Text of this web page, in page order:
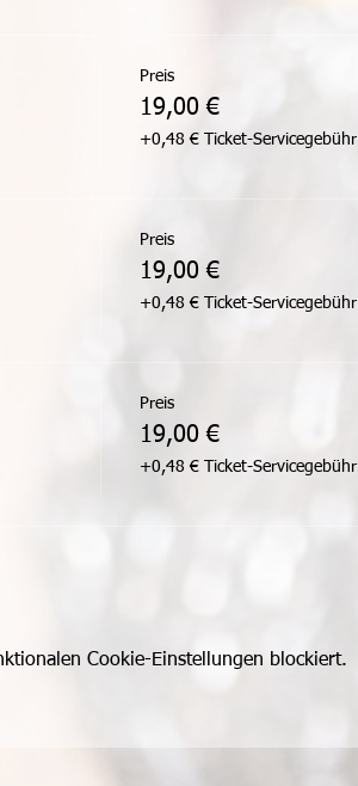
Preis
19,00 €
+0,48 € Ticket-Servicegebühr
Preis
19,00 €
+0,48 € Ticket-Servicegebühr
Preis
19,00 €
+0,48 € Ticket-Servicegebühr
Cookie-Einstellungen blockiert.